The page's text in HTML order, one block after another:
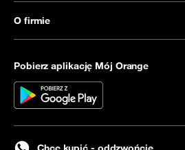
O firmie
Pobierz aplikację Mój Orange